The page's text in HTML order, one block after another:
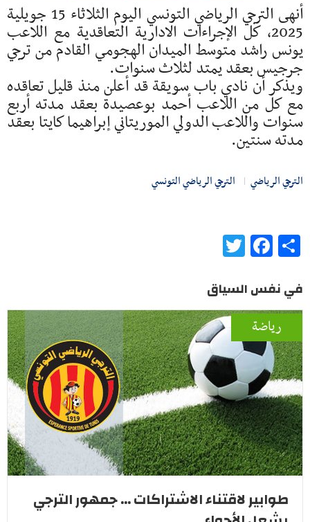
أنهى الترجي الرياضي التونسي اليوم الثلاثاء 15 جويلية
2025، كل الإجراءات الادارية التعاقدية مع اللاعب
يونس راشد متوسط الميدان الهجومي القادم من ترجي
جرجيس بعقد يمتد لثلاث سنوات.
ويذكر أن نادي باب سويقة قد أعلن منذ قليل تعاقده
مع كل من اللاعب أحمد بوعصيدة بعقد مدته أربع
سنوات واللاعب الدولي الموريتاني إبراهيما كايتا بعقد
مدته سنتين.
الترجي الرياضي الترجي الرياضي التونسي
Share
Facebook
في نفس السياق
رياضة
طوابير لاقتناء الاشتراكات ... جمهور الترجي